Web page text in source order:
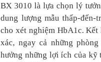
BX 3010 là lựa chọn lý
dung lượng mẫu thấp-đến-
cho xét nghiệm HbA1c.
xác, ngay cả những
hưởng những lợi ích của kỹ